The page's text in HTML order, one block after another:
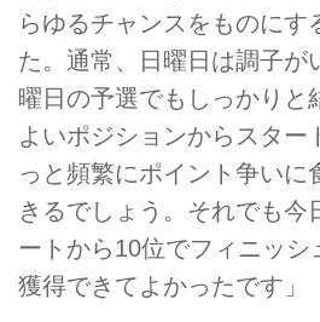
らゆるチャンスをものにす
た。通常、日曜日は調子が
曜日の予選でもしっかりと
よいポジションからスター
っと頻繁にポイント争いに
きるでしょう。それでも今
ートから10位でフィニッシ
獲得できてよかったです」